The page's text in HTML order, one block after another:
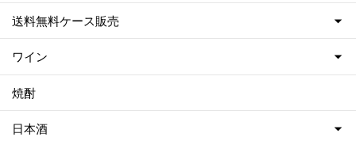
送料無料ケース販売
ワイン
焼酎
日本酒